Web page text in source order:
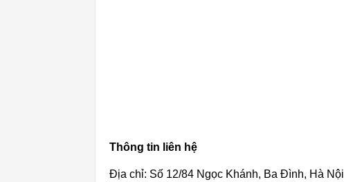
Thông tin liên hệ
Địa chỉ: Số 12/84 Ngọc Khánh, Ba Đình, Hà Nội